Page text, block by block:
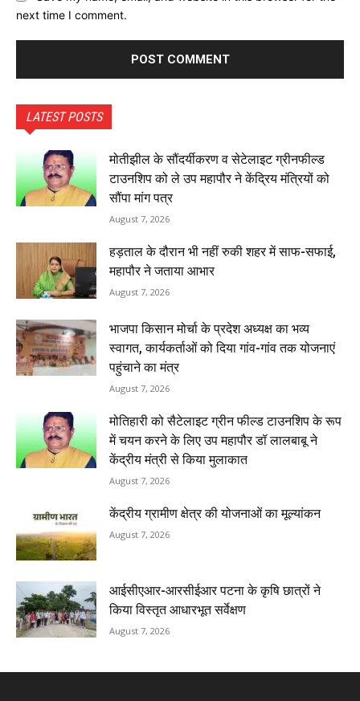
next time I comment.
LATEST POSTS
मोतीझील के सौंदर्यीकरण व सेटेलाइट ग्रीनफील्ड
टाउनशिप को ले उप महापौर ने केंद्रिय मंत्रियों को
सौंपा मांग पत्र
August 7, 2026
हड़ताल के दौरान भी नहीं रुकी शहर में साफ-सफाई,
महापौर ने जताया आभार
August 7, 2026
भाजपा किसान मोर्चा के प्रदेश अध्यक्ष का भव्य
स्वागत, कार्यकर्ताओं को दिया गांव-गांव तक योजनाएं
पहुंचाने का मंत्र
August 7, 2026
मोतिहारी को सैटेलाइट ग्रीन फील्ड टाउनशिप के रूप
में चयन करने के लिए उप महापौर डॉ लालबाबू ने
केंद्रीय मंत्री से किया मुलाकात
August 7, 2026
केंद्रीय ग्रामीण क्षेत्र की योजनाओं का मूल्यांकन
August 7, 2026
आईसीएआर-आरसीईआर पटना के कृषि छात्रों ने
किया विस्तृत आधारभूत सर्वेक्षण
August 7, 2026